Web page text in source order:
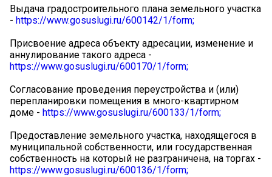
Выдача градостроительного плана земельного участка
- https://www.gosuslugi.ru/600142/1/form;
Присвоение адреса объекту адресации, изменение и
аннулирование такого адреса -
https://www.gosuslugi.ru/600170/1/form;
Согласование проведения переустройства и (или)
перепланировки помещения в много-квартирном
доме - https://www.gosuslugi.ru/600133/1/form;
Предоставление земельного участка, находящегося в
муниципальной собственности, или государственная
собственность на который не разграничена, на торгах -
https://www.gosuslugi.ru/600136/1/form;